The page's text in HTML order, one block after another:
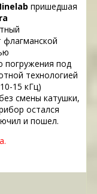
пришедшая
флагманской
погружения под
технологией
15 кГц)
смены катушки,
остался
и пошел.